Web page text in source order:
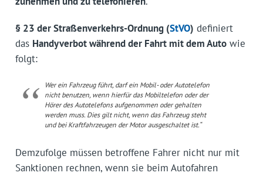
§ 23 der Straßenverkehrs-Ordnung (StVO) definiert
das Handyverbot während der Fahrt mit dem Autowie
folgt:
Wer ein Fahrzeug führt, darf ein Mobil- oder Autotelefon
nicht benutzen, wenn hierfür das Mobiltelefon oder der
Hörer des Autotelefons aufgenommen oder gehalten
werden muss. Dies gilt nicht, wenn das Fahrzeug steht
und bei Kraftfahrzeugen der Motor ausgeschaltet ist.“
Demzufolge müssen betroffene Fahrer nicht nur mit
Sanktionen rechnen, wenn sie beim Autofahren